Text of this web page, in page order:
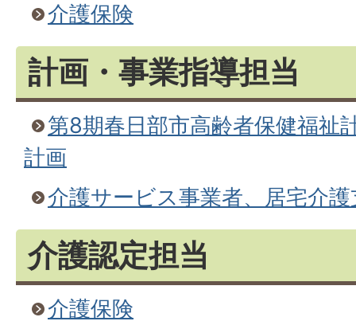
介護保険
計画・事業指導担当
第8期春日部市高齢者保健福祉
計画
介護サービス事業者、居宅介
介護認定担当
介護保険